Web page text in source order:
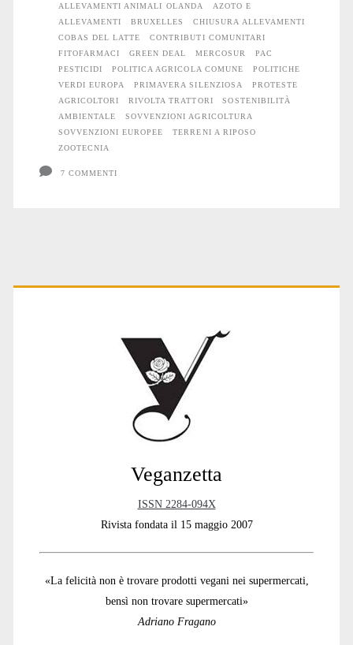
trattori”
ALLEVAMENTI ANIMALI OLANDA
AZOTO E
ALLEVAMENTI
BRUXELLES
CHIUSURA ALLEVAMENTI
COBAS DEL LATTE
CONTRIBUTI COMUNITARI
FITOFARMACI
GREEN DEAL MERCOSUR
PAC
PESTICIDI
POLITICA AGRICOLA COMUNE
POLITICHE
VERDI EUROPA
PRIMAVERA SILENZIOSA
PROTESTE
AGRICOLTORI
RIVOLTA TRATTORI
SOSTENIBILITÀ
AMBIENTALE
SOVVENZIONI AGRICOLTURA
SOVVENZIONI EUROPEE
TERRENI A RIPOSO
ZOOTECNIA
7 COMMENTI
Primary
Veganzetta
ISSN 2284-094X
Rivista fondata il 15 maggio 2007
«La felicità non è trovare prodotti vegani nei supermercati,
bensì non trovare supermercati»
Adriano Fragano